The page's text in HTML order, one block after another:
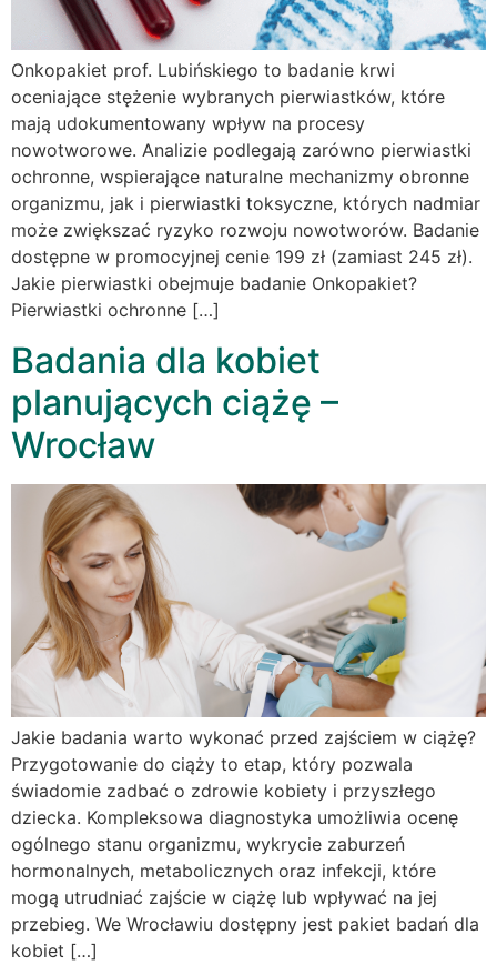
Onkopakiet prof. Lubińskiego to badanie krwi
oceniające stężenie wybranych pierwiastków, które
mają udokumentowany wpływ na procesy
nowotworowe. Analizie podlegają zarówno pierwiastki
ochronne, wspierające naturalne mechanizmy obronne
organizmu, jak i pierwiastki toksyczne, których nadmiar
może zwiększać ryzyko rozwoju nowotworów. Badanie
dostępne w promocyjnej cenie 199 zł (zamiast 245 zł).
Jakie pierwiastki obejmuje badanie Onkopakiet?
Pierwiastki ochronne […]
Badania dla kobiet
planujących ciążę –
Wrocław
Jakie badania warto wykonać przed zajściem w ciążę?
Przygotowanie do ciąży to etap, który pozwala
świadomie zadbać o zdrowie kobiety i przyszłego
dziecka. Kompleksowa diagnostyka umożliwia ocenę
ogólnego stanu organizmu, wykrycie zaburzeń
hormonalnych, metabolicznych oraz infekcji, które
mogą utrudniać zajście w ciążę lub wpływać na jej
przebieg. We Wrocławiu dostępny jest pakiet badań dla
kobiet […]